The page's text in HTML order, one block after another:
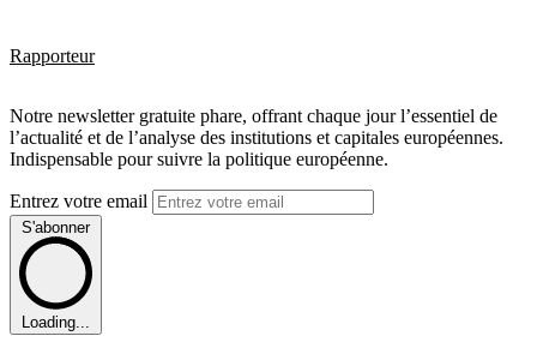
Rapporteur
Notre newsletter gratuite phare, offrant chaque jour l’essentiel de
l’actualité et de l’analyse des institutions et capitales européennes.
Indispensable pour suivre la politique européenne.
Entrez votre email
S'abonner
Loading...